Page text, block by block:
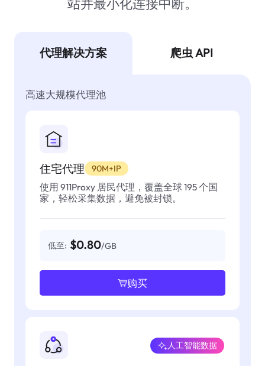
站并最小化连接中断。
代理解决方案 爬虫 API
高速大规模代理池
住宅代理 90M+IP
使用 911Proxy 居民代理，覆盖全球 195 个国
家，轻松采集数据，避免被封锁。
低至: $0.80/GB
购买
人工智能数据